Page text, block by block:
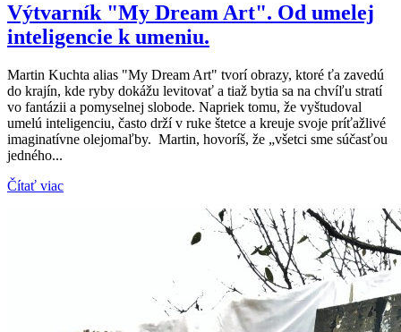
Výtvarník "My Dream Art". Od umelej
inteligencie k umeniu.
Martin Kuchta alias "My Dream Art" tvorí obrazy, ktoré ťa zavedú
do krajín, kde ryby dokážu levitovať a tiaž bytia sa na chvíľu stratí
vo fantázii a pomyselnej slobode. Napriek tomu, že vyštudoval
umelú inteligenciu, často drží v ruke štetce a kreuje svoje príťažlivé
imaginatívne olejomaľby. Martin, hovoríš, že „všetci sme súčasťou
jedného...
Čítať viac